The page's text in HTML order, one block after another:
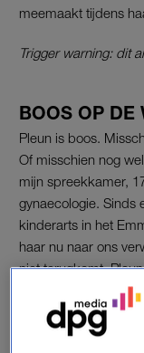
meemaakt tijdens
Trigger warning: dit
BOOS OP DE
Pleun is boos.
Of misschien nog
mijn spreekkamer,
gynaecologie. Sinds
kinderarts in het
haar nu naar ons
niet terugkomt.
Als puber van 12
zat er regelmaat in